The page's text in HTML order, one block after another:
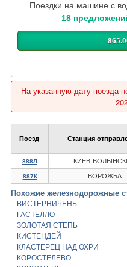
Поездки на машине с
18
На указанную дату поезда
Поезд Станция
888Л КИЕВ-
887К ВОРОЖБА
Похожие железнодорожные
ВИСТЕРНИЧЕНЬ
ГАСТЕЛЛО
ЗОЛОТАЯ СТЕПЬ
КИСТЕНДЕЙ
КЛАСТЕРЕЦ НАД ОХРИ
КОРОСТЕЛЕВО